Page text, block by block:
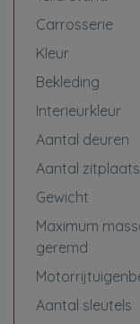
*
In
*Op
de
Carrosserie
Kleur
Bekleding
Interieurkleur
Aantal deuren
Aantal
Gewicht
Maximum
geremd
Aantal sleutels